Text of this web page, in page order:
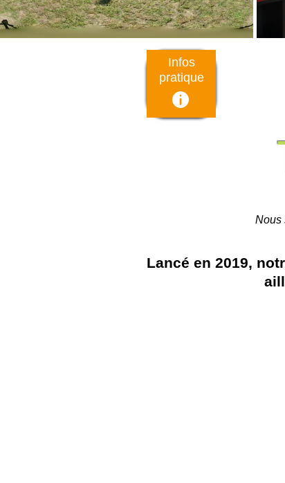
Infos
pratique
Nous
Lancé en 2019,